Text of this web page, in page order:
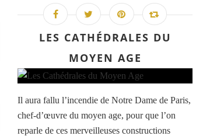
LES CATHÉDRALES DU
MOYEN AGE
Il aura fallu l’incendie de Notre Dame de Paris,
chef-d’œuvre du moyen age, pour que l’on
reparle de ces merveilleuses constructions